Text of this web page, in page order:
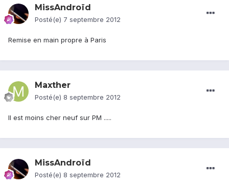
MissAndroïd
Posté(e) 7 septembre 2012
Remise en main propre à Paris
Maxther
Posté(e) 8 septembre 2012
Il est moins cher neuf sur PM .....
MissAndroïd
Posté(e) 8 septembre 2012